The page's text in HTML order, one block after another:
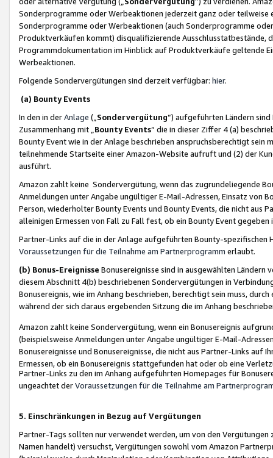
Sonderprogramme oder Werbeaktionen jederzeit ganz oder
Sonderprogramme oder Werbeaktionen (auch Sonderprogramme
Produktverkäufen kommt) disqualifizierende Ausschlusstatbestände,
Programmdokumentation im Hinblick auf Produktverkäufe geltende
Werbeaktionen.
Folgende Sondervergütungen sind derzeit verfügbar: hier.
(a) Bounty Events
In den in derAnlage („ Sondervergütung“) aufgeführten Ländern
Zusammenhang mit „ Bounty Events“ die in dieser Ziffer 4 (a)
Bounty Event wie in der Anlage beschrieben anspruchsberechtigt sein
teilnehmende Startseite einer Amazon-Website aufruft und (2) der
ausführt.
Amazon zahlt keine Sondervergütung, wenn das zugrundeliegende
Anmeldungen unter Angabe ungültiger E-Mail-Adressen, Einsatz von
Person, wiederholter Bounty Events und Bounty Events, die nicht
alleinigen Ermessen von Fall zu Fall fest, ob ein Bounty Event
Partner-Links auf die in der Anlage aufgeführten Bounty-spezifischen
Voraussetzungen für die Teilnahme am Partnerprogramm erlaubt.
(b) Bonus-Ereignisse Bonusereignisse sind in ausgewählten Ländern
diesem Abschnitt 4(b) beschriebenen Sondervergütungen in
Bonusereignis, wie im Anhang beschrieben, berechtigt sein muss,
während der sich daraus ergebenden Sitzung die im Anhang
Amazon zahlt keine Sondervergütung, wenn ein Bonusereignis
(beispielsweise Anmeldungen unter Angabe ungültiger E-Mail-
Bonusereignisse und Bonusereignisse, die nicht aus Partner-Links auf
Ermessen, ob ein Bonusereignis stattgefunden hat oder ob eine
Partner-Links zu den im Anhang aufgeführten Homepages für
ungeachtet derVoraussetzungen für die Teilnahme am
5. Einschränkungen in Bezug auf Vergütungen
Partner-Tags sollten nur verwendet werden, um von den
Namen handelt) versuchst, Vergütungen sowohl vom Amazon